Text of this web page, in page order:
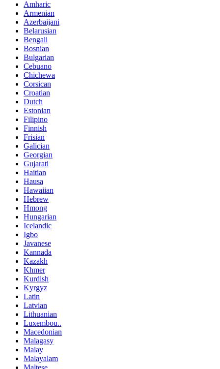
Amharic
Armenian
Azerbaijani
Belarusian
Bengali
Bosnian
Bulgarian
Cebuano
Chichewa
Corsican
Croatian
Dutch
Estonian
Filipino
Finnish
Frisian
Galician
Georgian
Gujarati
Haitian
Hausa
Hawaiian
Hebrew
Hmong
Hungarian
Icelandic
Igbo
Javanese
Kannada
Kazakh
Khmer
Kurdish
Kyrgyz
Latin
Latvian
Lithuanian
Luxembou..
Macedonian
Malagasy
Malay
Malayalam
Maltese